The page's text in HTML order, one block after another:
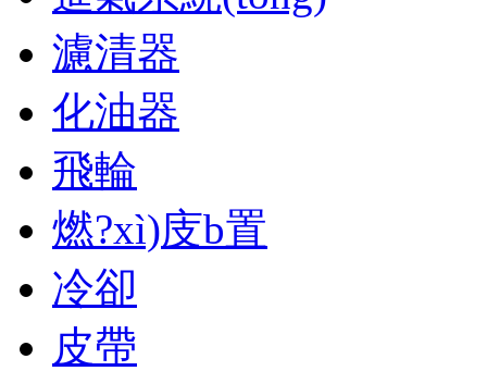
濾清器
化油器
飛輪
燃?xì)庋b置
冷卻
皮帶